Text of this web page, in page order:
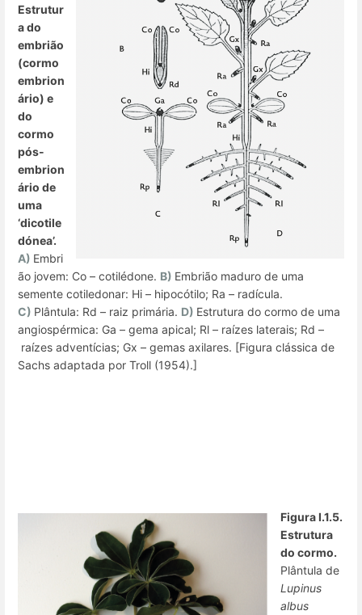
Estrutur
a do
embrião
(cormo
embrion
ário) e
do
cormo
pós-
embrion
ário de
uma
‘dicotile
dónea’.
A) Embri
ão jovem: Co – cotilédone. B) Embrião maduro de uma
semente cotiledonar: Hi – hipocótilo; Ra – radícula.
C) Plântula: Rd – raiz primária. D) Estrutura do cormo de uma
angiospérmica: Ga – gema apical; Rl – raízes laterais; Rd –
raízes adventícias; Gx – gemas axilares. [Figura clássica de
Sachs adaptada por Troll (1954).]
Figura I.1.5.
Estrutura
do cormo.
Plântula de
Lupinus
albus